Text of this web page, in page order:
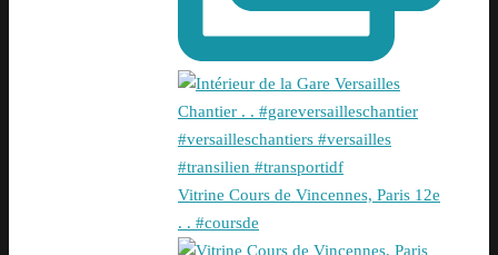
Vitrine Cours de Vincennes, Paris 12e
. . #coursde